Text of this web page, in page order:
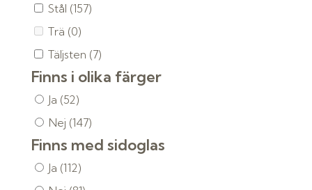
Stål (157)
Trä (0)
Täljsten (7)
Finns i olika färger
Ja (52)
Nej (147)
Finns med sidoglas
Ja (112)